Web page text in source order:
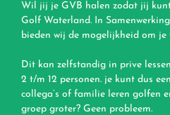
Wil jij je GVB halen zodat jij
Golf Waterland. In
bieden wij de mogelijkheid om je
Dit kan zelfstandig in prive
2 t/m 12 personen. je kunt dus
collega’s of familie leren golfen
groep groter? Geen probleem.